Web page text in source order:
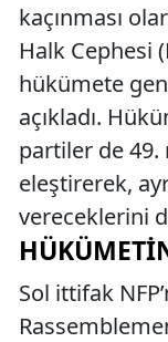
kaçınması
Halk Cephesi
hükümete
açıkladı.
partiler de 49.
eleştirerek,
vereceklerini
Sol ittifak